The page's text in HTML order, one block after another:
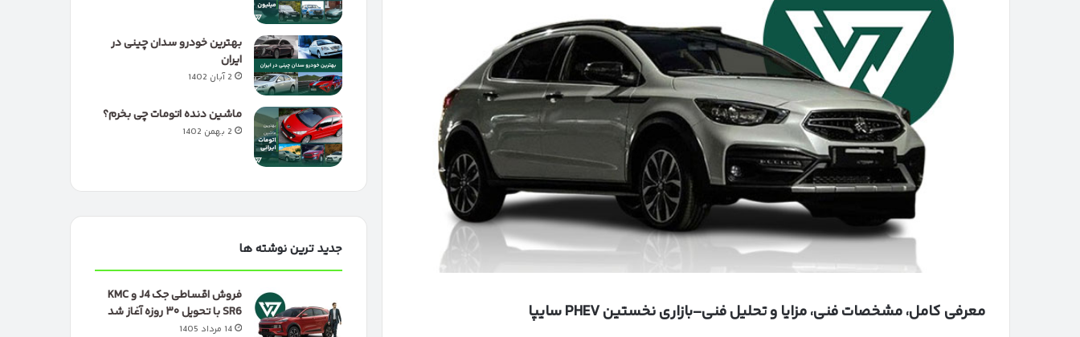
معرفی کامل، مشخصات فنی، مزایا و تحلیل فنی–بازاری نخستینPHEV
سایپا
بهترین خودرو سدان چینی در
ایران
2 آبان 1402
ماشین دنده اتومات چی بخرم؟
2 بهمن 1402
جدید ترین نوشته ها
فروش اقساطی جک J4 و KMC
SR6 با تحویل ۳۰ روزه آغاز شد
14 مرداد 1405